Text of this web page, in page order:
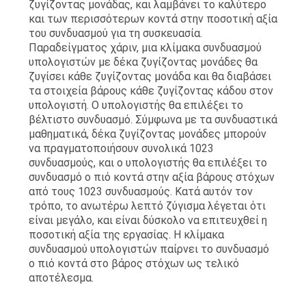
ζυγίζοντας μονάδας, και λαμβάνει το καλύτερο
και των περισσότερων κοντά στην ποσοτική αξία
του συνδυασμού για τη συσκευασία.
Παραδείγματος χάριν, μια κλίμακα συνδυασμού
υπολογιστών με δέκα ζυγίζοντας μονάδες θα
ζυγίσει κάθε ζυγίζοντας μονάδα και θα διαβάσει
τα στοιχεία βάρους κάθε ζυγίζοντας κάδου στον
υπολογιστή. Ο υπολογιστής θα επιλέξει το
βέλτιστο συνδυασμό. Σύμφωνα με τα συνδυαστικά
μαθηματικά, δέκα ζυγίζοντας μονάδες μπορούν
να πραγματοποιήσουν συνολικά 1023
συνδυασμούς, και ο υπολογιστής θα επιλέξει το
συνδυασμό ο πιό κοντά στην αξία βάρους στόχων
από τους 1023 συνδυασμούς. Κατά αυτόν τον
τρόπο, το ανωτέρω λεπτό ζύγισμα λέγεται ότι
είναι μεγάλο, και είναι δύσκολο να επιτευχθεί η
ποσοτική αξία της εργασίας. Η κλίμακα
συνδυασμού υπολογιστών παίρνει το συνδυασμό
ο πιό κοντά στο βάρος στόχων ως τελικό
αποτέλεσμα.